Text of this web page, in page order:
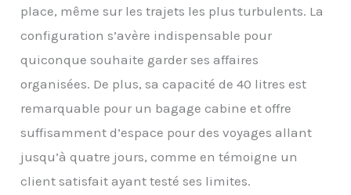
54 x 37 x 23 cm (roues et
poignées comprises).
pour des escapades de 1
à 4 jours ou un court
place, même sur les trajets les plus turbulents. La
configuration s’avère indispensable pour
quiconque souhaite garder ses affaires
organisées. De plus, sa capacité de 40 litres est
remarquable pour un bagage cabine et offre
suffisamment d’espace pour des voyages allant
jusqu’à quatre jours, comme en témoigne un
client satisfait ayant testé ses limites.